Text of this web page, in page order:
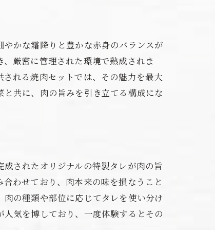
かな霜降りと豊かな赤身のバランスが
厳密に管理された環境で熟成されま
れる焼肉セットでは、その魅力を最大
共に、肉の旨みを引き立てる構成にな
されたオリジナルの特製タレが肉の旨
わせており、肉本来の味を損なうこと
の種類や部位に応じてタレを使い分け
気を博しており、一度体験するとその